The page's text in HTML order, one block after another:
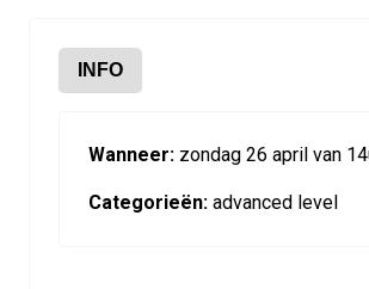
INFO
Wanneer: zondag 26 april van
Categorieën: advanced level